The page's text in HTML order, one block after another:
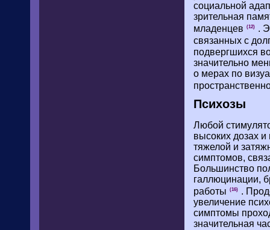
социальной
зрительная
младенцев
(12)
.
связанных с
подвергшихся
значительно
о мерах по
Психозы
Любой
высоких дозах
тяжелой и
симптомов,
Большинство
галлюцинации,
работы
(16)
.
увеличение
симптомы
значительная